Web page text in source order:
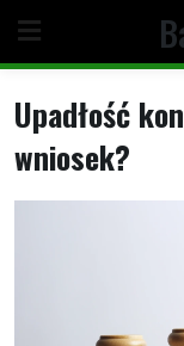
content
Upadłość
wniosek?